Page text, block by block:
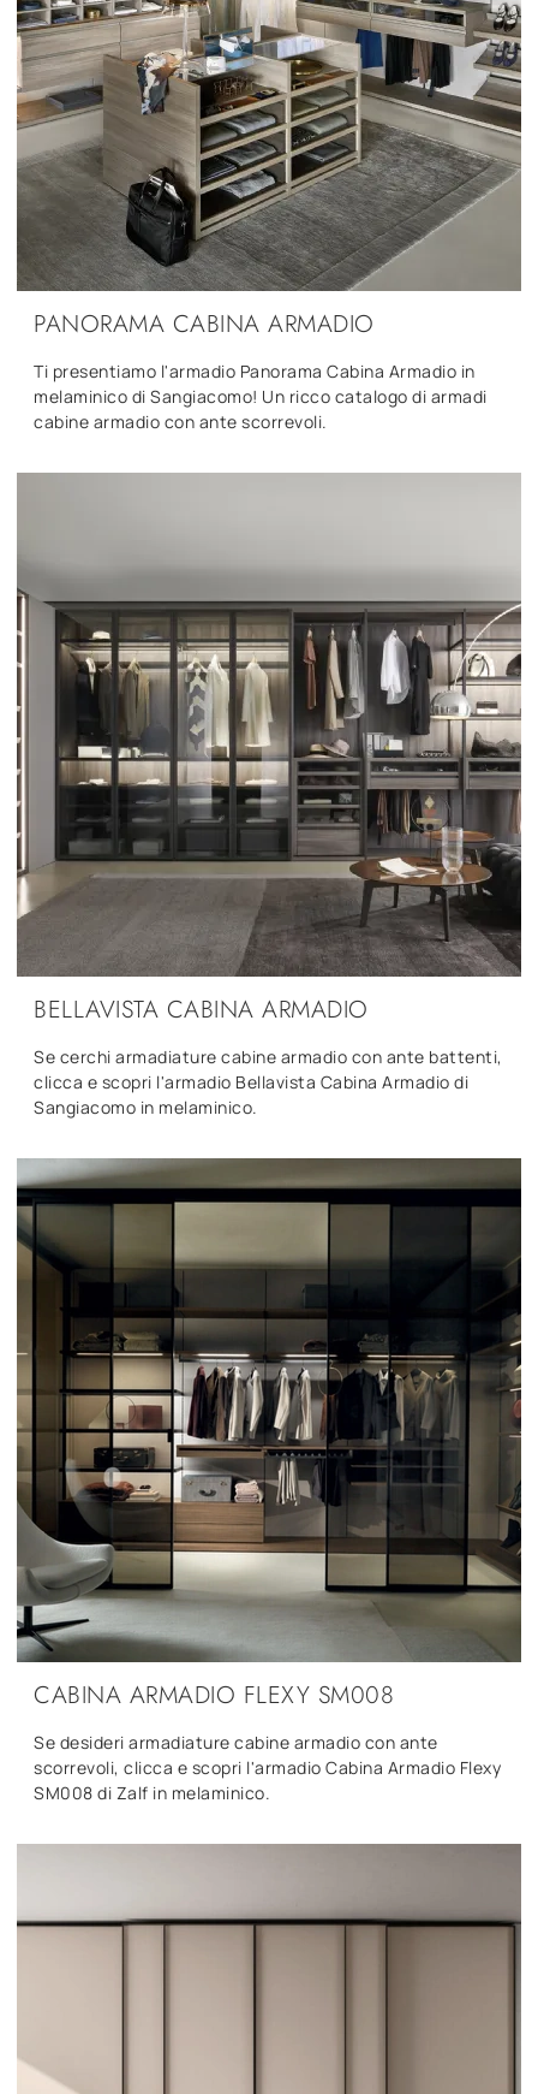
PANORAMA CABINA ARMADIO
Ti presentiamo l'armadio Panorama Cabina Armadio in
melaminico di Sangiacomo! Un ricco catalogo di armadi
cabine armadio con ante scorrevoli.
BELLAVISTA CABINA ARMADIO
Se cerchi armadiature cabine armadio con ante battenti,
clicca e scopri l'armadio Bellavista Cabina Armadio di
Sangiacomo in melaminico.
CABINA ARMADIO FLEXY SM008
Se desideri armadiature cabine armadio con ante
scorrevoli, clicca e scopri l'armadio Cabina Armadio Flexy
SM008 di Zalf in melaminico.